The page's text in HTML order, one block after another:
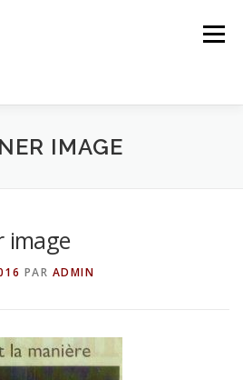
Menu
IMAGE
image
PAR ADMIN